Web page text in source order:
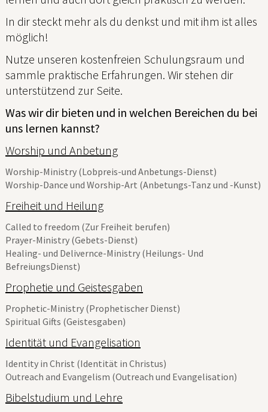
In dir steckt mehr als du denkst und mit ihm ist alles
möglich!
Nutze unseren kostenfreien Schulungsraum und
sammle praktische Erfahrungen. Wir stehen dir
unterstützend zur Seite.
Was wir dir bieten und in welchen Bereichen du bei
uns lernen kannst?
Worship und Anbetung
Worship-Ministry (Lobpreis-und Anbetungs-Dienst)
Worship-Dance und Worship-Art (Anbetungs-Tanz und -Kunst)
Freiheit und Heilung
Called to freedom (Zur Freiheit berufen)
Prayer-Ministry (Gebets-Dienst)
Healing- und Delivernce-Ministry (Heilungs- Und
BefreiungsDienst)
Prophetie und Geistesgaben
Prophetic-Ministry (Prophetischer Dienst)
Spiritual Gifts (Geistesgaben)
Identität und Evangelisation
Identity in Christ (Identität in Christus)
Outreach and Evangelism (Outreach und Evangelisation)
Bibelstudium und Lehre